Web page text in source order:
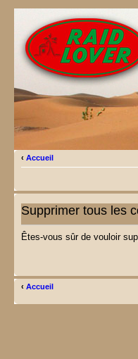
‹ Accueil
Supprimer tous les
Êtes-vous sûr de vouloir
‹ Accueil